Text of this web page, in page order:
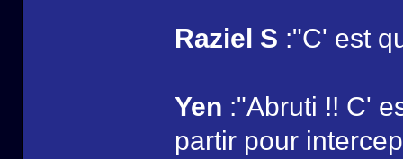
Raziel S :"C' est
Yen :"Abruti !! C'
partir pour